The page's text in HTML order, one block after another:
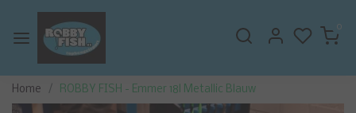
0
Home ROBBY FISH - Emmer 18l Metallic Blauw